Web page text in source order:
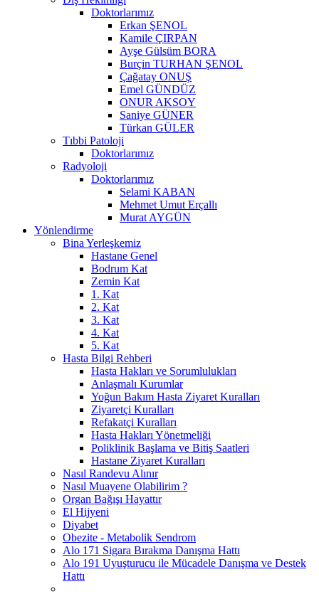
Doktorlarımız
Erkan ŞENOL
Kamile ÇIRPAN
Ayşe Gülsüm BORA
Burçin TURHAN ŞENOL
Çağatay ONUŞ
Emel GÜNDÜZ
ONUR AKSOY
Saniye GÜNER
Türkan GÜLER
Tıbbi Patoloji
Doktorlarımız
Radyoloji
Doktorlarımız
Selami KABAN
Mehmet Umut Erçallı
Murat AYGÜN
Yönlendirme
Bina Yerleşkemiz
Hastane Genel
Bodrum Kat
Zemin Kat
1. Kat
2. Kat
3. Kat
4. Kat
5. Kat
Hasta Bilgi Rehberi
Hasta Hakları ve Sorumlulukları
Anlaşmalı Kurumlar
Yoğun Bakım Hasta Ziyaret Kuralları
Ziyaretçi Kuralları
Refakatçi Kuralları
Hasta Hakları Yönetmeliği
Poliklinik Başlama ve Bitiş Saatleri
Hastane Ziyaret Kuralları
Nasıl Randevu Alınır
Nasıl Muayene Olabilirim ?
Organ Bağışı Hayattır
El Hijyeni
Diyabet
Obezite - Metabolik Sendrom
Alo 171 Sigara Bırakma Danışma Hattı
Alo 191 Uyuşturucu ile Mücadele Danışma ve Destek
Hattı